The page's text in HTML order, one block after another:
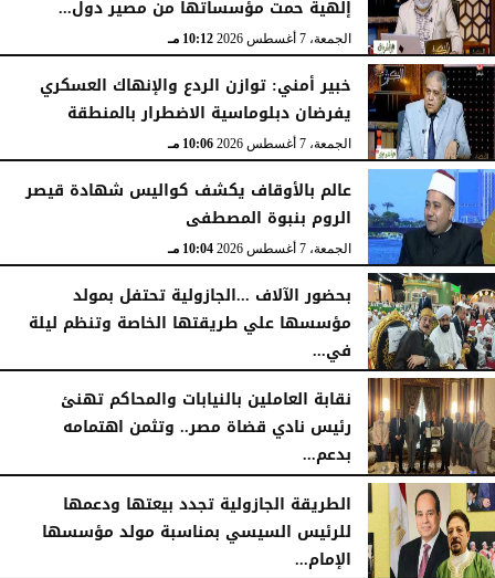
الجمعة، 7 أغسطس 2026 10:15 مـ
إلهية حمت مؤسساتها من مصير دول...
الجمعة، 7 أغسطس 2026 10:12 مـ
خبير أمني: توازن الردع والإنهاك العسكري
يفرضان دبلوماسية الاضطرار بالمنطقة
الجمعة، 7 أغسطس 2026 10:06 مـ
عالم بالأوقاف يكشف كواليس شهادة قيصر
الروم بنبوة المصطفى
الجمعة، 7 أغسطس 2026 10:04 مـ
بحضور الآلاف ...الجازولية تحتفل بمولد
مؤسسها علي طريقتها الخاصة وتنظم ليلة
في...
الجمعة، 7 أغسطس 2026
نقابة العاملين بالنيابات والمحاكم تهنئ
رئيس نادي قضاة مصر.. وتثمن اهتمامه
بدعم...
الخميس، 6 أغسطس 2026
الطريقة الجازولية تجدد بيعتها ودعمها
للرئيس السيسي بمناسبة مولد مؤسسها
الإمام...